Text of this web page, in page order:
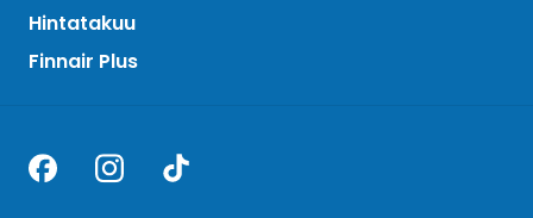
Hintatakuu
Finnair Plus